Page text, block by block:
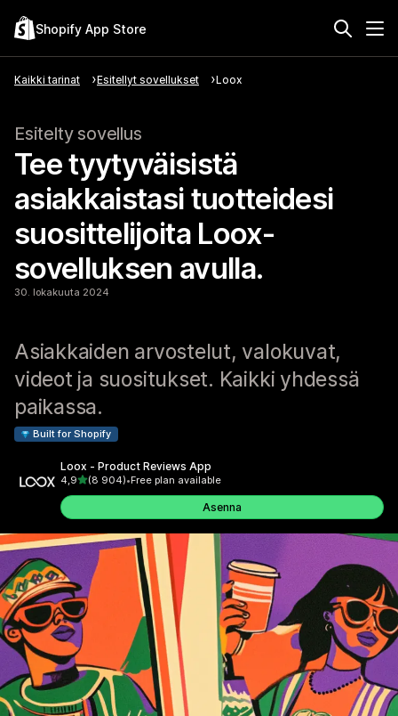
Shopify App Store
Kaikki tarinat Esitellyt sovellukset Loox
Esitelty sovellus
Tee tyytyväisistä
asiakkaistasi tuotteidesi
suosittelijoita Loox-
sovelluksen avulla.
30. lokakuuta 2024
Asiakkaiden arvostelut, valokuvat,
videot ja suositukset. Kaikki yhdessä
paikassa.
Built for Shopify
Loox ‑ Product Reviews App
4,9/ 5 tähteä
(8 904)
8904 arvostelua yhteensä
•Free plan available
Asenna